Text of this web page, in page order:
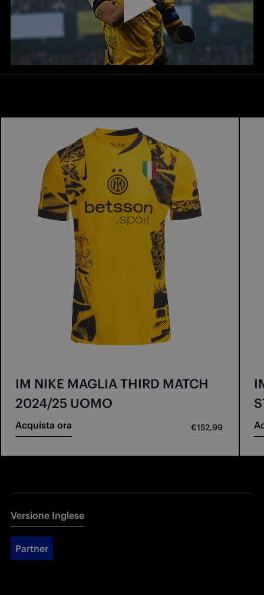
IM NIKE MAGLIA THIRD MATCH
2024/25 UOMO
Acquista ora €152,99
Versione Inglese
Partner